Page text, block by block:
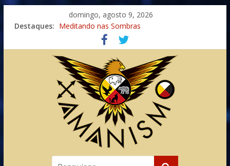
domingo, agosto 9, 2026
Destaques: Imaginação na Cura
Meditando nas Sombras
Autosuficiência: A Jornada do Espírito Ancestral
Xamanismo Universal
Totens – Caminho Espiritual – Crescimento